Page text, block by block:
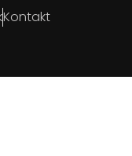
Kontakt